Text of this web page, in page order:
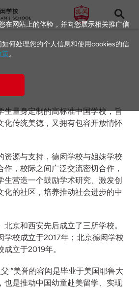
生量身定制的高标准中国学校，旨
化传统美德，又拥有包容开放情怀
资源与支持，德闳学校与姐妹学校
作，校际之间广泛交流密切合作，
生营造一个鼓励学术研究、激发创
化的社区，培养推动社会进步的中
北京和西安先后成立了三所学校。
学校成立于2017年；北京德闳学校
立于2019年。
”美誉的容闳是毕业于美国耶鲁大
也是推动中国幼童赴美留学、实现
在网站上的体验，并向您展示相关推广信
何处理您的个人信息和使用cookies的信
策。